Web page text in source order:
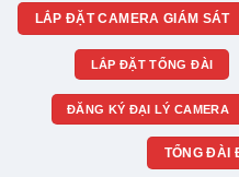
LẮP ĐẶT CAMERA GIÁM SÁT
LẮP ĐẶT TỔNG ĐÀI
ĐĂNG KÝ ĐẠI LÝ CAMERA
TỔNG ĐÀI